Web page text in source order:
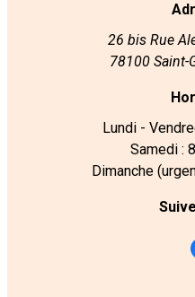
26 bis Rue
78100 Saint-
Lundi -
Samedi :
Dimanche